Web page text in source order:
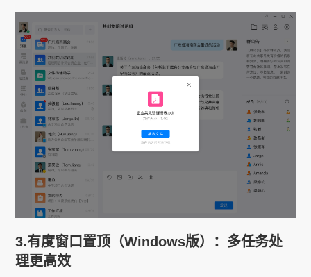
3.有度窗口置顶（Windows版）：多任务处
理更高效